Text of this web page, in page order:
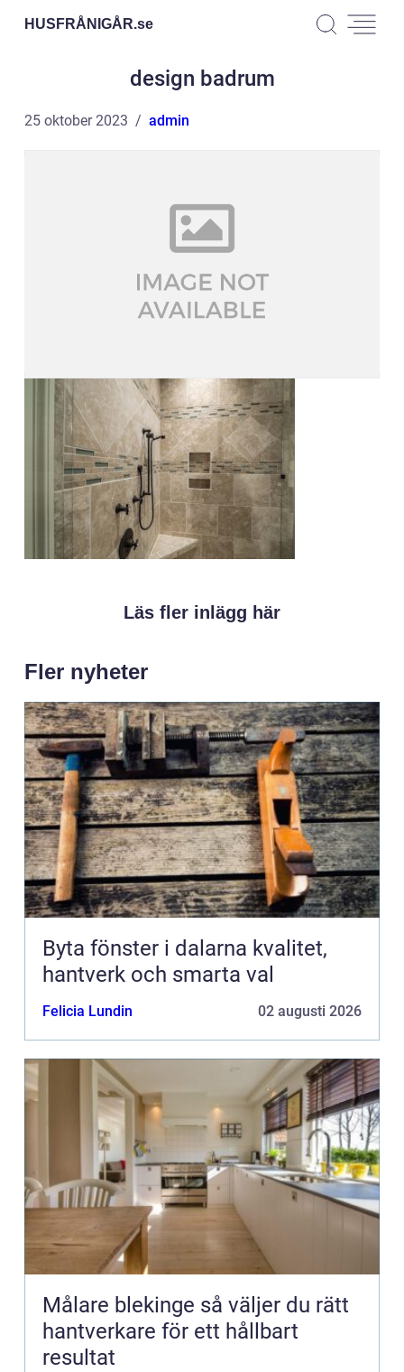
HUSFRÅNIGÅR.se
design badrum
25 oktober 2023 admin
Läs fler inlägg här
Fler nyheter
Byta fönster i dalarna kvalitet,
hantverk och smarta val
Felicia Lundin 02 augusti 2026
Målare blekinge så väljer du rätt
hantverkare för ett hållbart
resultat